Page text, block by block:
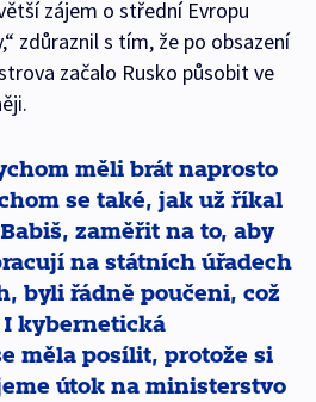
zájem o střední Evropu
zdůraznil s tím, že po obsazení
začalo Rusko působit ve
měli brát naprosto
se také, jak už říkal
zaměřit na to, aby
na státních úřadech
byli řádně poučeni, což
I kybernetická
měla posílit, protože si
útok na ministerstvo